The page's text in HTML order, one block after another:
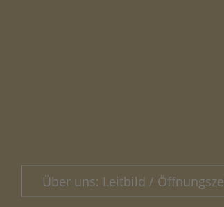
Über uns: Leitbild /